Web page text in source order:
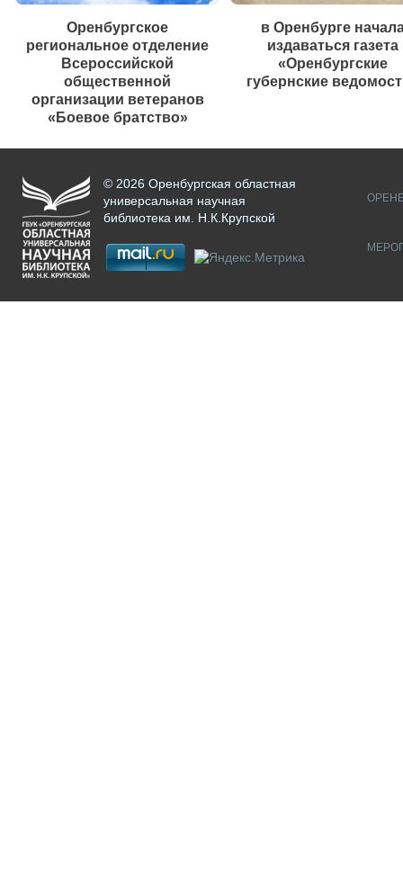
Оренбургское
региональное отделение
Всероссийской
общественной
организации ветеранов
«Боевое братство»
в Оренбурге
издаваться газета
«Оренбургские
губернские
© 2026 Оренбургская областная
универсальная научная
библиотека им. Н.К.Крупской